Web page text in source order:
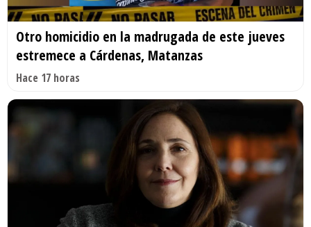
Otro homicidio en la madrugada de este jueves
estremece a Cárdenas, Matanzas
Hace 17 horas